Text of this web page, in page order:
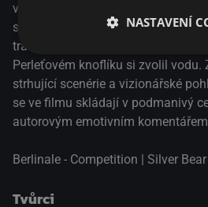
výrazně určuje její ráz. V Nostalgia
světlo z hvězd, které filmaře
traumatickým dědictvím
Perleťovém knoflíku si zvolil vodu.
strhující scenérie a vizionářské
se ve filmu skládají v podmanivý
autorovým emotivním
Berlinale - Competition | Silver
Tvůrci
NASTAVENÍ